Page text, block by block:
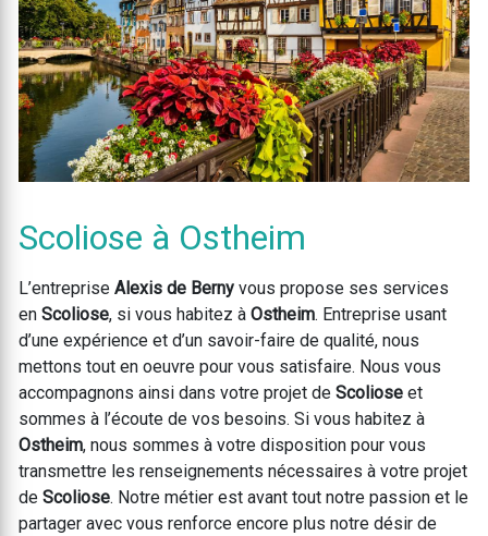
Scoliose à Ostheim
L’entreprise Alexis de Berny vous propose ses services
en Scoliose, si vous habitez à Ostheim. Entreprise usant
d’une expérience et d’un savoir-faire de qualité, nous
mettons tout en oeuvre pour vous satisfaire. Nous vous
accompagnons ainsi dans votre projet de Scoliose et
sommes à l’écoute de vos besoins. Si vous habitez à
Ostheim, nous sommes à votre disposition pour vous
transmettre les renseignements nécessaires à votre projet
de Scoliose. Notre métier est avant tout notre passion et le
partager avec vous renforce encore plus notre désir de